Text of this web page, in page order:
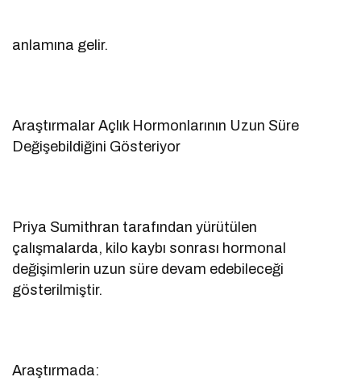
anlamına gelir.
Araştırmalar Açlık Hormonlarının Uzun Süre
Değişebildiğini Gösteriyor
Priya Sumithran tarafından yürütülen
çalışmalarda, kilo kaybı sonrası hormonal
değişimlerin uzun süre devam edebileceği
gösterilmiştir.
Araştırmada: